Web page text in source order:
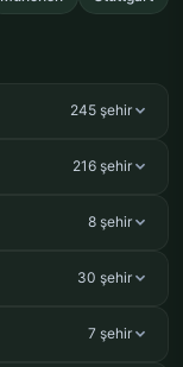
245 şehir
216 şehir
8 şehir
30 şehir
7 şehir